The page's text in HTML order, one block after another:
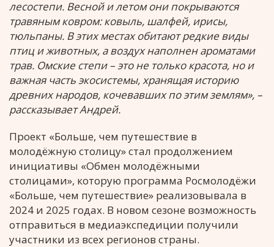
лесостепи. Весной и летом они покрываются
травяным ковром: ковыль, шалфей, ирисы,
тюльпаны. В этих местах обитают редкие виды
птиц и животных, а воздух наполнен ароматами
трав. Омские степи – это не только красота, но и
важная часть экосистемы, хранящая историю
древних народов, кочевавших по этим землям», –
рассказывает Андрей.
Проект «Больше, чем путешествие в
молодёжную столицу» стал продолжением
инициативы «Обмен молодёжными
столицами», которую программа Росмолодёжи
«Больше, чем путешествие» реализовывала в
2024 и 2025 годах. В новом сезоне возможность
отправиться в медиаэкспедиции получили
участники из всех регионов страны.